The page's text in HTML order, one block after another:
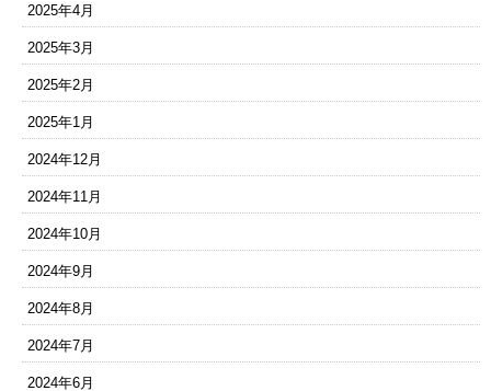
2025年4月
2025年3月
2025年2月
2025年1月
2024年12月
2024年11月
2024年10月
2024年9月
2024年8月
2024年7月
2024年6月